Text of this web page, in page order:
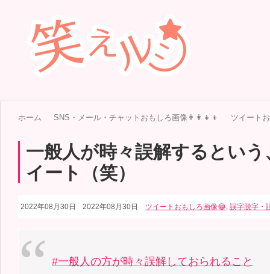
ホーム SNS・メール・チャットおもしろ画像👨‍👩‍👧‍👦 ツイート
一般人が時々誤解するとい
イート（笑）
2022年08月30日 2022年08月30日 ツイートおもしろ画像😂, 誤字脱字・
#一般人の方が時々誤解しておられること